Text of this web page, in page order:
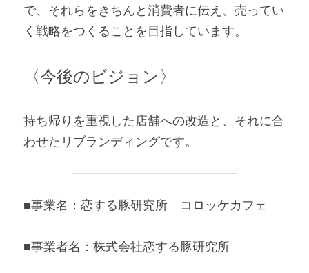
で、それらをきちんと消費者に伝え、売ってい
く戦略をつくることを目指しています。
〈今後のビジョン〉
持ち帰りを重視した店舗への改造と、それに合
わせたリブランディングです。
■事業名：恋する豚研究所　コロッケカフェ
■事業者名：株式会社恋する豚研究所